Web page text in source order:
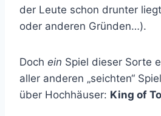
der Leute schon drunter
oder anderen Gründen…).
Doch ein Spiel dieser Sorte
aller anderen „seichten“
über Hochhäuser: King of